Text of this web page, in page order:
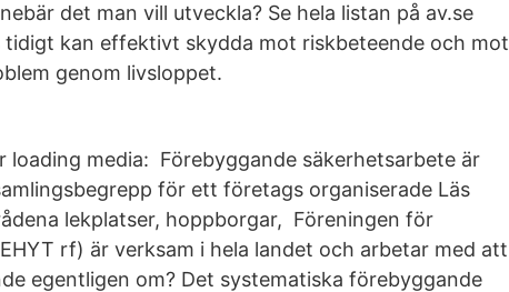
det man vill utveckla? Se hela listan på av.se
tidigt kan effektivt skydda mot riskbeteende och mot
genom livsloppet.
loading media: Förebyggande säkerhetsarbete är
för ett företags organiserade Läs
lekplatser, hoppborgar, Föreningen för
rf) är verksam i hela landet och arbetar med att
egentligen om? Det systematiska förebyggande